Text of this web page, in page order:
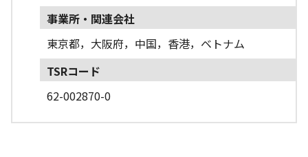
事業所・関連会社
東京都，大阪府，中国，香港，ベトナム
TSRコード
62-002870-0